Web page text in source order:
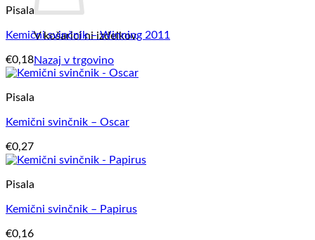
V košarici ni izdelkov.
Nazaj v trgovino
Pisala
Kemični svinčnik – Winning 2011
€0,18
Pisala
Kemični svinčnik – Oscar
€0,27
Pisala
Kemični svinčnik – Papirus
€0,16